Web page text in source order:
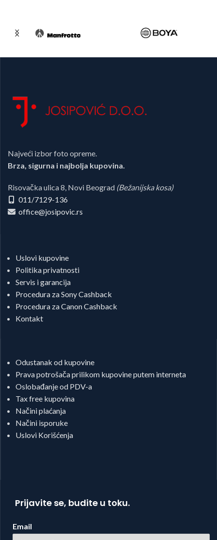
Najveći izbor foto opreme.
Brza, sigurna i najbolja kupovina.
Risovačka ulica 8, Novi Beograd (Bežanijska kosa)
011/7129-136
office@josipovic.rs
Uslovi kupovine
Politika privatnosti
Servis i garancija
Procedura za Sony Cashback
Procedura za Canon Cashback
Kontakt
Odustanak od kupovine
Prava potrošača prilikom kupovine putem interneta
Oslobađanje od PDV-a
Tax free kupovina
Načini plaćanja
Načini isporuke
Uslovi Korišćenja
Prijavite se, budite u toku.
Email